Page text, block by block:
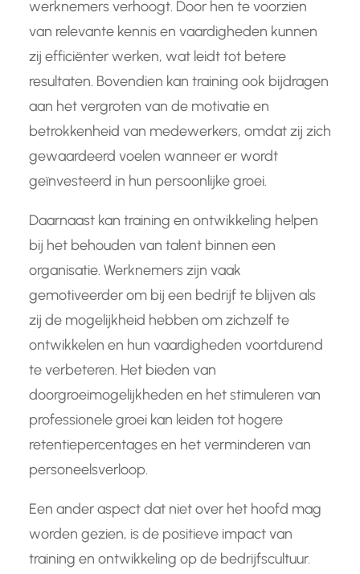
werknemers verhoogt. Door hen te voorzien
van relevante kennis en vaardigheden kunnen
zij efficiënter werken, wat leidt tot betere
resultaten. Bovendien kan training ook bijdragen
aan het vergroten van de motivatie en
betrokkenheid van medewerkers, omdat zij zich
gewaardeerd voelen wanneer er wordt
geïnvesteerd in hun persoonlijke groei.
Daarnaast kan training en ontwikkeling helpen
bij het behouden van talent binnen een
organisatie. Werknemers zijn vaak
gemotiveerder om bij een bedrijf te blijven als
zij de mogelijkheid hebben om zichzelf te
ontwikkelen en hun vaardigheden voortdurend
te verbeteren. Het bieden van
doorgroeimogelijkheden en het stimuleren van
professionele groei kan leiden tot hogere
retentiepercentages en het verminderen van
personeelsverloop.
Een ander aspect dat niet over het hoofd mag
worden gezien, is de positieve impact van
training en ontwikkeling op de bedrijfscultuur.